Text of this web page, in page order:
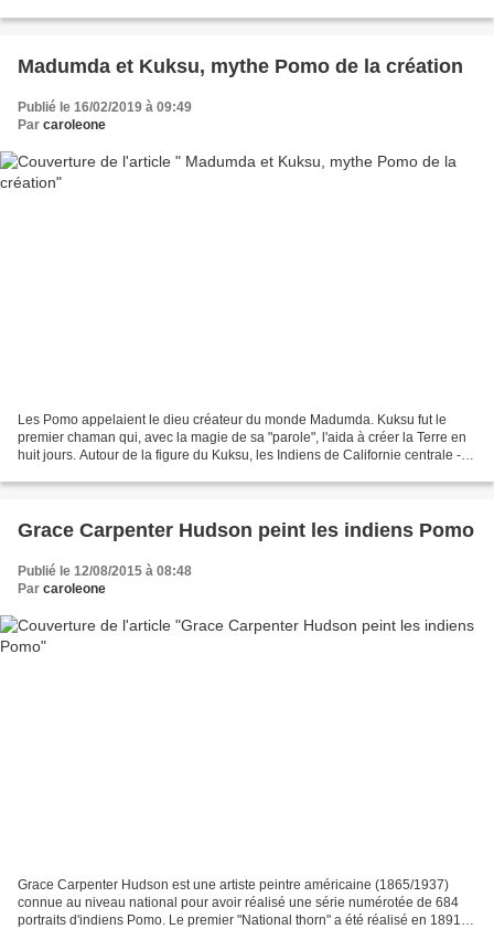
Madumda et Kuksu, mythe Pomo de la création
Publié le 16/02/2019 à 09:49
Par caroleone
Les Pomo appelaient le dieu créateur du monde Madumda. Kuksu fut le
premier chaman qui, avec la magie de sa "parole", l'aida à créer la Terre en
huit jours. Autour de la figure du Kuksu, les Indiens de Californie centrale -en
Grace Carpenter Hudson peint les indiens Pomo
Publié le 12/08/2015 à 08:48
Par caroleone
Grace Carpenter Hudson est une artiste peintre américaine (1865/1937)
connue au niveau national pour avoir réalisé une série numérotée de 684
portraits d'indiens Pomo. Le premier "National thorn" a été réalisé en 1891 et